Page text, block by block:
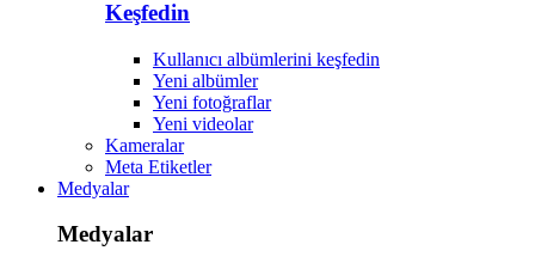
Keşfedin
Kullanıcı albümlerini keşfedin
Yeni albümler
Yeni fotoğraflar
Yeni videolar
Kameralar
Meta Etiketler
Medyalar
Medyalar